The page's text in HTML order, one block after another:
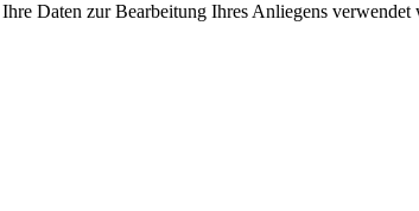
Daten zur Bearbeitung Ihres Anliegens